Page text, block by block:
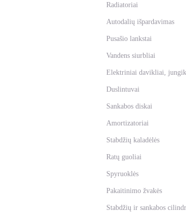
Radiatoriai
Autodalių išpardavimas
Pusašio lankstai
Vandens siurbliai
Elektriniai davikliai,
Duslintuvai
Sankabos diskai
Amortizatoriai
Stabdžių kaladėlės
Ratų guoliai
Spyruoklės
Pakaitinimo žvakės
Stabdžių ir sankabos